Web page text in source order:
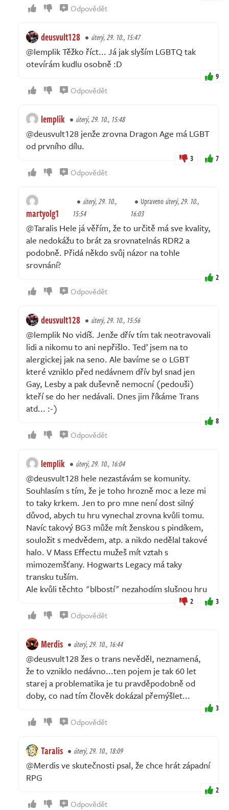
Odpovědět
deusvult128 úterý, 29. 10., 15:47
@lemplik Těžko říct... Já jak slyším LGBTQ tak
otevírám kudlu osobně :D
9
Odpovědět
lemplik úterý, 29. 10., 15:48
@deusvult128 jenže zrovna Dragon Age má LGBT
od prvního dílu.
3 7
Odpovědět
martyolg1
úterý, 29. 10.,
15:54
Upravenoúterý, 29. 10.,
16:03
@Taralis Hele já věřím, že to určitě má sve kvality,
ale nedokážu to brát za srovnatelnás RDR2 a
podobně. Přidá někdo svůj názor na tohle
srovnání?
2
Odpovědět
deusvult128 úterý, 29. 10., 15:56
@lemplik No vidíš. Jenže dřív tím tak neotravovali
lidi a nikomu to ani nepřišlo. Teď jsem na to
alergickej jak na seno. Ale bavíme se o LGBT
které vzniklo před nedávnem dřív byl snad jen
Gay, Lesby a pak duševně nemocní (pedouši)
kteří se do her nedávali. Dnes jim říkáme Trans
atd... :-)
8
Odpovědět
lemplik úterý, 29. 10., 16:04
@deusvult128 hele nezastávám se komunity.
Souhlasím s tím, že je toho hrozně moc a leze mi
to taky krkem. Jen to pro mne není dost silný
důvod, abych tu hru vynechal zrovna kvůli tomu.
Navíc takový BG3 může mít ženskou s pindíkem,
souložit s medvědem, atp. a nikdo nedělal takové
halo. V Mass Effectu mužeš mít vztah s
mimozemšťany. Hogwarts Legacy má taky
transku tuším.
Ale kvůli těchto "blbostí" nezahodím slušnou hru
2 3
Odpovědět
Merdis úterý, 29. 10., 16:44
@deusvult128 žes o trans nevěděl, neznamená,
že to vzniklo nedávno...ten pojem je tak 60 let
starej a problematika je tu pravděpodobně od
doby, co nad tím člověk dokázal přemýšlet...
3
Odpovědět
Taralis úterý, 29. 10., 18:09
@Merdis ve skutečnosti psal, že chce hrát západní
RPG
2
Odpovědět